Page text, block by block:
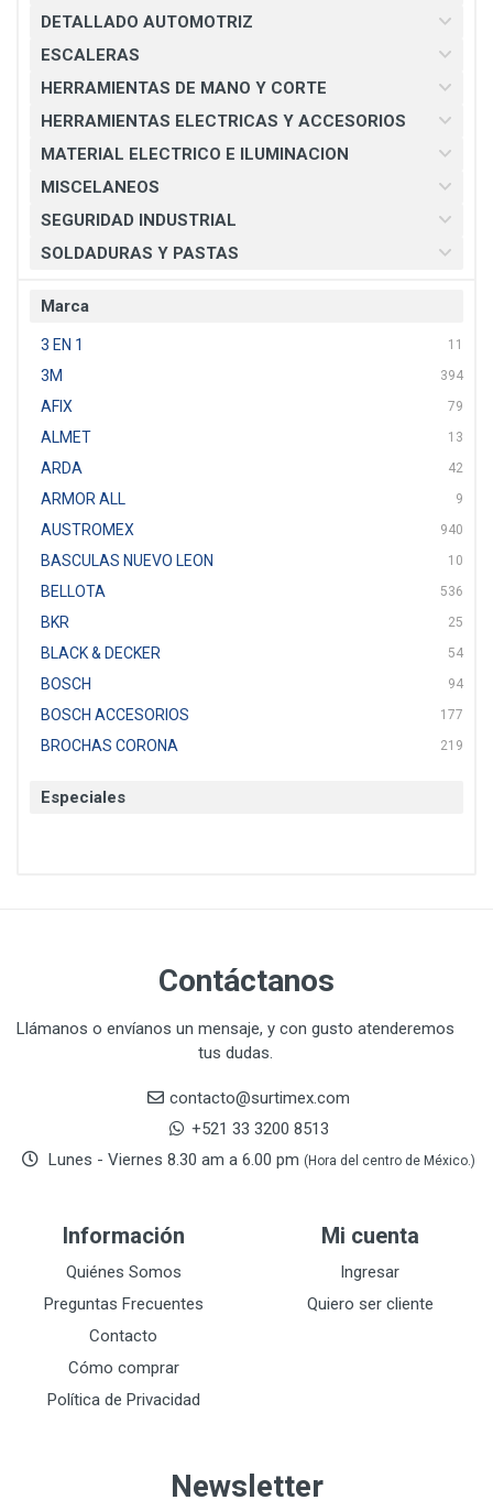
DETALLADO AUTOMOTRIZ
ESCALERAS
HERRAMIENTAS DE MANO Y CORTE
HERRAMIENTAS ELECTRICAS Y ACCESORIOS
MATERIAL ELECTRICO E ILUMINACION
MISCELANEOS
SEGURIDAD INDUSTRIAL
SOLDADURAS Y PASTAS
Marca
3 EN 1 11
3M 394
AFIX 79
ALMET 13
ARDA 42
ARMOR ALL 9
AUSTROMEX 940
BASCULAS NUEVO LEON 10
BELLOTA 536
BKR 25
BLACK & DECKER 54
BOSCH 94
BOSCH ACCESORIOS 177
BROCHAS CORONA 219
CAT
CRAFTSMAN 77
DEWALT ACCESORIOS
DEWALT HTA.MANUAL
DREMEL
E-Z WELD
EATON (COOPER-HARROW HARD)
EATON ROYER
Especiales
Contáctanos
Llámanos o envíanos un mensaje, y con gusto atenderemos
tus dudas.
contacto@surtimex.com
+521 33 3200 8513
Lunes - Viernes 8.30 am a 6.00 pm (Hora del centro de México.)
Información
Quiénes Somos
Preguntas Frecuentes
Contacto
Cómo comprar
Política de Privacidad
Mi cuenta
Ingresar
Quiero ser cliente
Newsletter